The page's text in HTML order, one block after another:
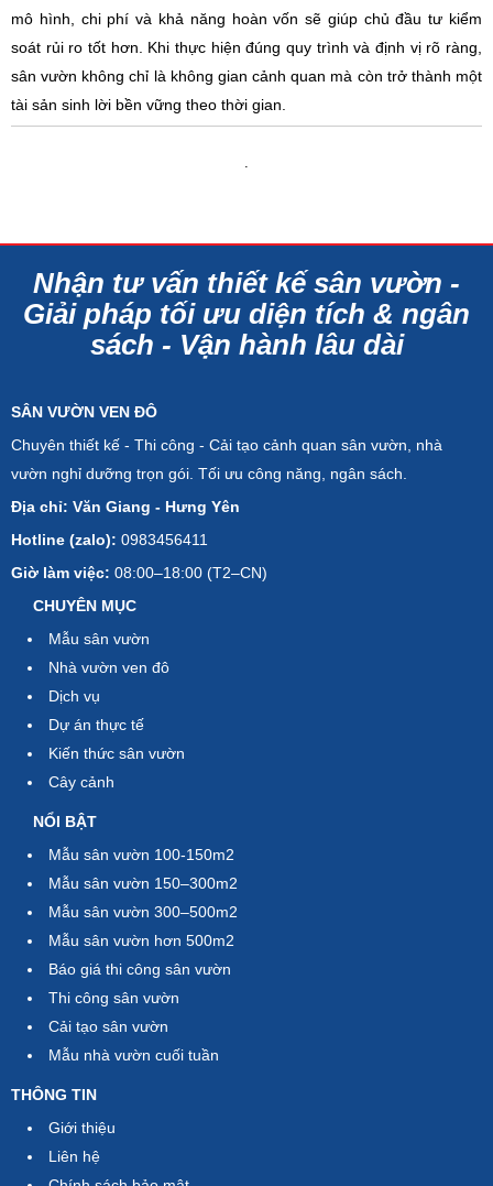
mô hình, chi phí và khả năng hoàn vốn sẽ giúp chủ đầu tư kiểm
soát rủi ro tốt hơn. Khi thực hiện đúng quy trình và định vị rõ ràng,
sân vườn không chỉ là không gian cảnh quan mà còn trở thành một
tài sản sinh lời bền vững theo thời gian.
.
Nhận tư vấn thiết kế sân vườn -
Giải pháp tối ưu diện tích & ngân
sách - Vận hành lâu dài
SÂN VƯỜN VEN ĐÔ
Chuyên thiết kế - Thi công - Cải tạo cảnh quan sân vườn, nhà
vườn nghỉ dưỡng trọn gói. Tối ưu công năng, ngân sách.
Địa chỉ: Văn Giang - Hưng Yên
Hotline (zalo): 0983456411
Giờ làm việc: 08:00–18:00 (T2–CN)
CHUYÊN MỤC
Mẫu sân vườn
Nhà vườn ven đô
Dịch vụ
Dự án thực tế
Kiến thức sân vườn
Cây cảnh
NỔI BẬT
Mẫu sân vườn 100-150m2
Mẫu sân vườn 150–300m2
Mẫu sân vườn 300–500m2
Mẫu sân vườn hơn 500m2
Báo giá thi công sân vườn
Thi công sân vườn
Cải tạo sân vườn
Mẫu nhà vườn cuối tuần
THÔNG TIN
Giới thiệu
Liên hệ